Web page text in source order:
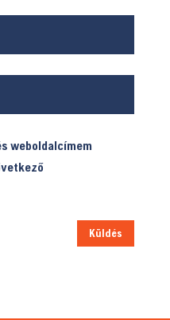
weboldalcímem
Küldés